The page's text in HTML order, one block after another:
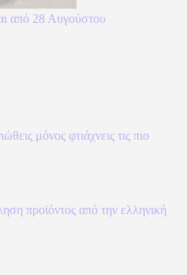
από 28 Αυγούστου
μόνος φτιάχνεις τις πιο
προϊόντος από την ελληνική